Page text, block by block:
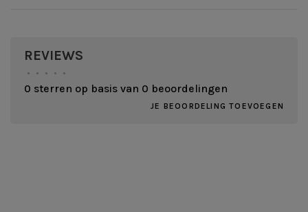
REVIEWS
• • • • •
0 sterren op basis van 0 beoordelingen
JE BEOORDELING TOEVOEGEN